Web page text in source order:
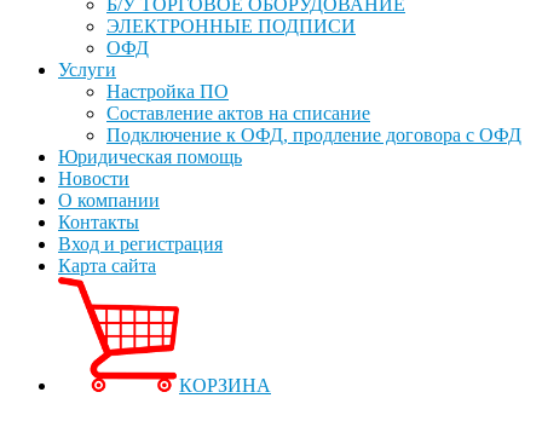
Б/У ТОРГОВОЕ ОБОРУДОВАНИЕ
ЭЛЕКТРОННЫЕ ПОДПИСИ
ОФД
Услуги
Настройка ПО
Составление актов на списание
Подключение к ОФД, продление договора с ОФД
Юридическая помощь
Новости
О компании
Контакты
Вход и регистрация
Карта сайта
КОРЗИНА